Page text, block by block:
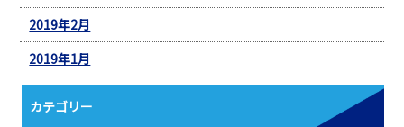
2019年2月
2019年1月
カテゴリー